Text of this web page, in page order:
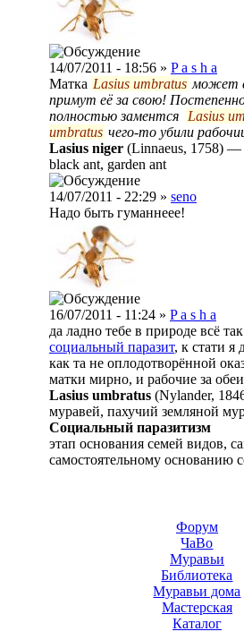
14/07/2011 - 18:56 » P a s h a
Матка Lasius umbratus может
примут её за свою!
полностью заментся Lasius
umbratus чего-то убили
Lasius niger (Linnaeus, 1758) —
black ant, garden ant
14/07/2011 - 22:29 » seno
Надо быть гуманнеее!
16/07/2011 - 11:24 » P a s h a
да ладно тебе в природе всё
социальный паразит, к стати я
как та не оплодотворённой
матки мирно, и рабочие за
Lasius umbratus (Nylander,
муравей, пахучий земляной
Социальный паразитизм
этап основания семей видов,
самостоятельному основанию
Форум
ЧаВо
Муравьи
Библиотека
Муравьи дома
Мастерская
Каталог